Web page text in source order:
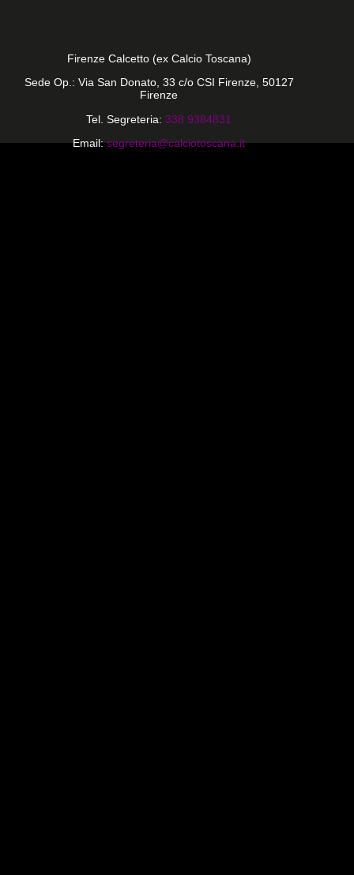
Firenze Calcetto (ex Calcio Toscana)
Sede Op.: Via San Donato, 33 c/o CSI Firenze, 50127
Firenze
Tel. Segreteria: 338 9384831
Email: segreteria@calciotoscana.it